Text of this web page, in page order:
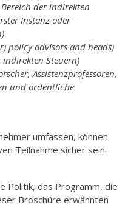
der indirekten
Instanz oder
policy advisors and heads)
indirekten Steuern)
Assistenzprofessoren,
und ordentliche
umfassen, können
Teilnahme sicher sein.
Politik, das Programm, die
Broschüre erwähnten